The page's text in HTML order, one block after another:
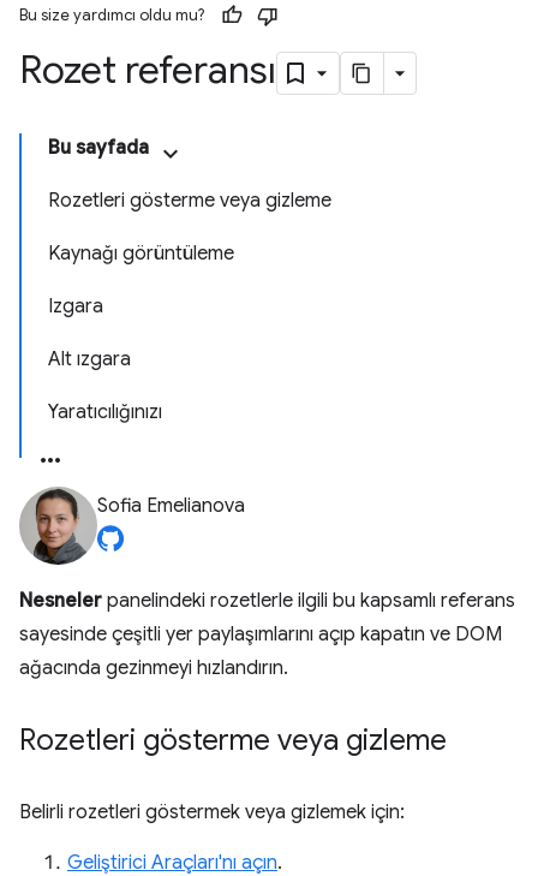
Bu size yardımcı oldu mu?
Rozet referansı
Bu sayfada
Rozetleri gösterme veya gizleme
Kaynağı görüntüleme
Izgara
Alt ızgara
Yaratıcılığınızı
Sofia Emelianova
Nesneler panelindeki rozetlerle ilgili bu kapsamlı referans
sayesinde çeşitli yer paylaşımlarını açıp kapatın ve DOM
ağacında gezinmeyi hızlandırın.
Rozetleri gösterme veya gizleme
Belirli rozetleri göstermek veya gizlemek için:
Geliştirici Araçları'nı açın.